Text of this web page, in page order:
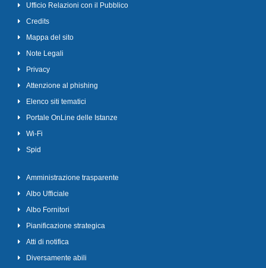
Ufficio Relazioni con il Pubblico
Credits
Mappa del sito
Note Legali
Privacy
Attenzione al phishing
Elenco siti tematici
Portale OnLine delle Istanze
Wi-Fi
Spid
Amministrazione trasparente
Albo Ufficiale
Albo Fornitori
Pianificazione strategica
Atti di notifica
Diversamente abili